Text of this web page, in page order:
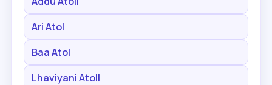
Ari Atol
Baa Atol
Lhaviyani Atoll